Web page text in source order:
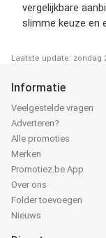
vergelijkbare
slimme keuze en
Laatste update: zondag
Informatie
Veelgestelde vragen
Adverteren?
Alle promoties
Merken
Promotiez.be App
Over ons
Folder toevoegen
Nieuws